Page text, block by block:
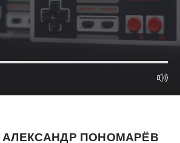
АЛЕКСАНДР ПОНОМАРЁВ